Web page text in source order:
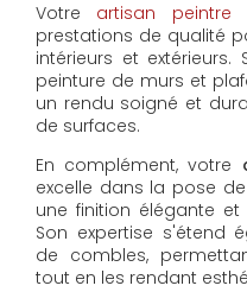
Votre artisan peintre
prestations de qualité
intérieurs et
peinture de murs et
un rendu soigné et
de surfaces.
En complément, votre
excelle dans la pose
une finition élégante
Son expertise s'étend
de combles,
tout en les rendant